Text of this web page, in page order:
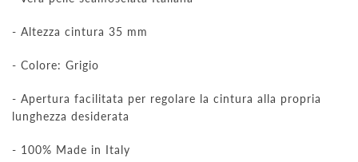
- Altezza cintura 35 mm
- Colore: Grigio
- Apertura facilitata per regolare la cintura alla propria
lunghezza desiderata
- 100% Made in Italy